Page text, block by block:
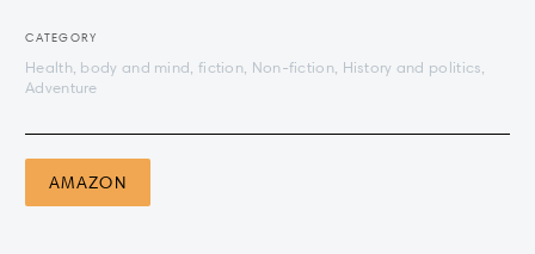
CATEGORY
Health, body and mind, fiction, Non-fiction, History and politics,
Adventure
AMAZON